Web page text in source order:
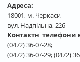
Адреса:
18001, м. Черкаси,
вул. Надпільна, 226
Контактні телефони
(0472) 36-07-28;
(0472) 36-07-29; (0472)